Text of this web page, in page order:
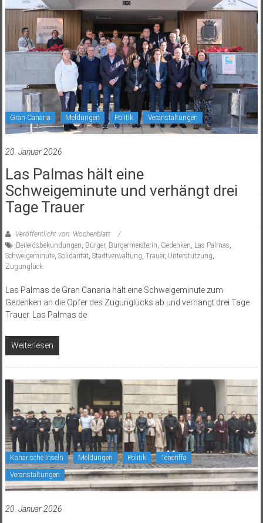
Gran Canaria Meldungen Politik Veranstaltungen
20. Januar 2026
Las Palmas hält eine
Schweigeminute und verhängt drei
Tage Trauer
Veröffentlicht von: Wochenblatt
Beileidsbekundungen, Bürger, Bürgermeisterin, Gedenken, Las Palmas,
Schweigeminute, Solidarität, Stadtverwaltung, Trauer, Unterstützung,
Zugunglück
Las Palmas de Gran Canaria hält eine Schweigeminute zum
Gedenken an die Opfer des Zugunglücks ab und verhängt drei Tage
Trauer. Las Palmas de
Weiterlesen
Kanarische Inseln Meldungen Politik Teneriffa
Veranstaltungen
20. Januar 2026